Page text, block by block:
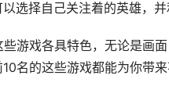
选择自己关注着的英雄，并
游戏各具特色，无论是画
名的这些游戏都能为你带